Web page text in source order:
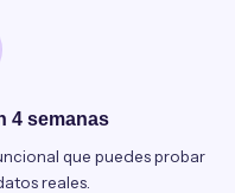
4 semanas
que puedes probar
reales.